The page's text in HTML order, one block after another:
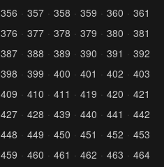
356 357 358 359 360
361
376 377 378 379 380
381
387 388 389 390 391
392
398 399 400 401 402
403
409 410 411 419 420
421
427 428 439 440 441
442
448 449 450 451 452
453
459 460 461 462 463
464